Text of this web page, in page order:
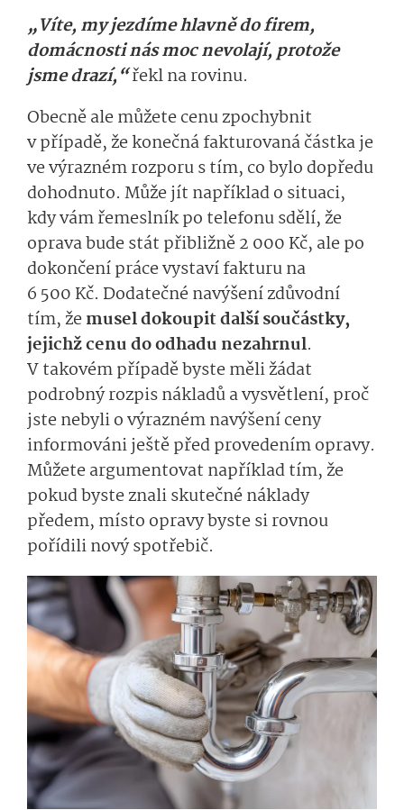
„Víte, my jezdíme hlavně do firem,
domácnosti nás moc nevolají, protože
jsme drazí,“řekl na rovinu.
Obecně ale můžete cenu zpochybnit
v případě, že konečná fakturovaná částka je
ve výrazném rozporu s tím, co bylo dopředu
dohodnuto. Může jít například o situaci,
kdy vám řemeslník po telefonu sdělí, že
oprava bude stát přibližně 2 000 Kč, ale po
dokončení práce vystaví fakturu na
6 500 Kč. Dodatečné navýšení zdůvodní
tím, žemusel dokoupit další součástky,
jejichž cenu do odhadu nezahrnul.
V takovém případě byste měli žádat
podrobný rozpis nákladů a vysvětlení, proč
jste nebyli o výrazném navýšení ceny
informováni ještě před provedením opravy.
Můžete argumentovat například tím, že
pokud byste znali skutečné náklady
předem, místo opravy byste si rovnou
pořídili nový spotřebič.